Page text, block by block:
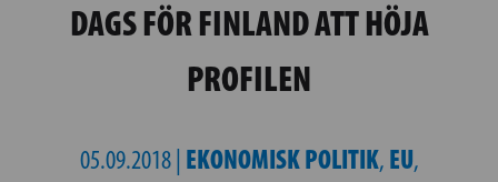
DAGS FÖR FINLAND ATT HÖJA
PROFILEN
05.09.2018 | EKONOMISK POLITIK, EU,